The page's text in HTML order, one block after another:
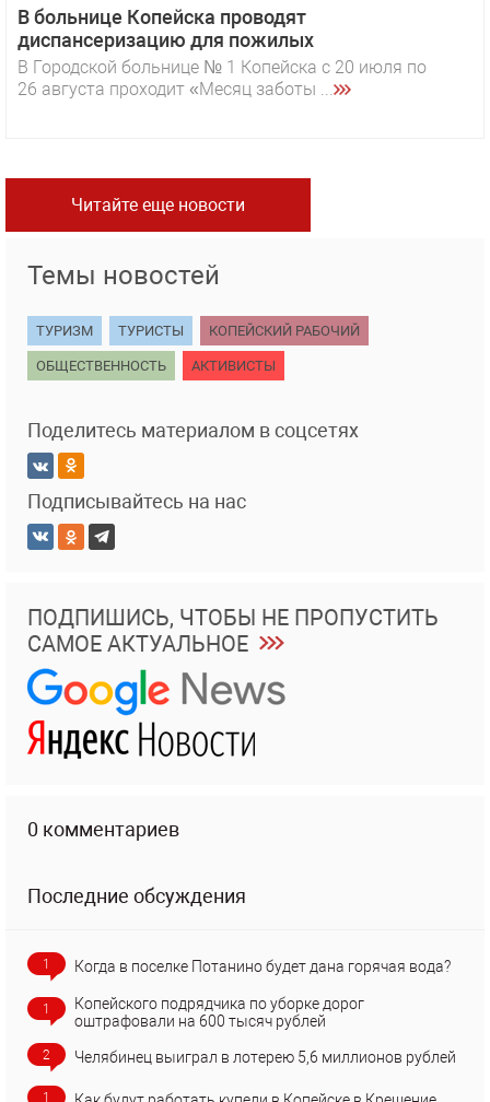
В больнице Копейска проводят
диспансеризацию для пожилых
В Городской больнице № 1 Копейска с 20 июля по
26 августа проходит «Месяц заботы ...
Читайте еще новости
Темы новостей
ТУРИЗМ ТУРИСТЫ КОПЕЙСКИЙ РАБОЧИЙ
ОБЩЕСТВЕННОСТЬ АКТИВИСТЫ
Поделитесь материалом в соцсетях
Подписывайтесь на нас
ПОДПИШИСЬ, ЧТОБЫ НЕ ПРОПУСТИТЬ
САМОЕ АКТУАЛЬНОЕ
0 комментариев
Последние обсуждения
1 Когда в поселке Потанино будет дана горячая вода?
1
Копейского подрядчика по уборке дорог
оштрафовали на 600 тысяч рублей
2 Челябинец выиграл в лотерею 5,6 миллионов рублей
1